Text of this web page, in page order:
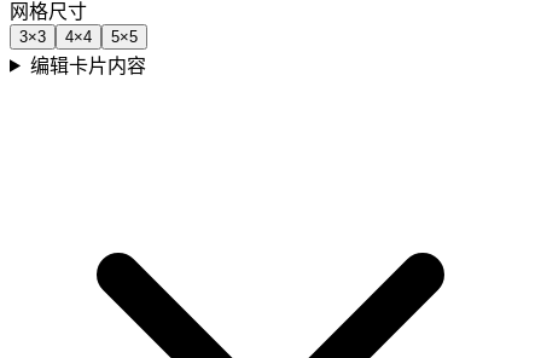
网格尺寸
3×3 4×4 5×5
编辑卡片内容